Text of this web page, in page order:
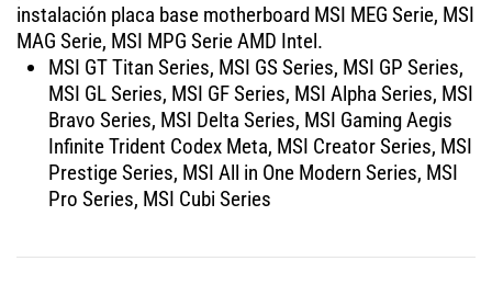
instalación placa base motherboard MSI MEG Serie, MSI
MAG Serie, MSI MPG Serie AMD Intel.
MSI GT Titan Series, MSI GS Series, MSI GP Series,
MSI GL Series, MSI GF Series, MSI Alpha Series, MSI
Bravo Series, MSI Delta Series, MSI Gaming Aegis
Infinite Trident Codex Meta, MSI Creator Series, MSI
Prestige Series, MSI All in One Modern Series, MSI
Pro Series, MSI Cubi Series